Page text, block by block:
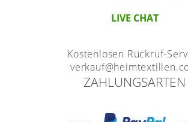
LIVE CHAT
Kostenlosen Rückruf-
ZAHLUNGSARTEN